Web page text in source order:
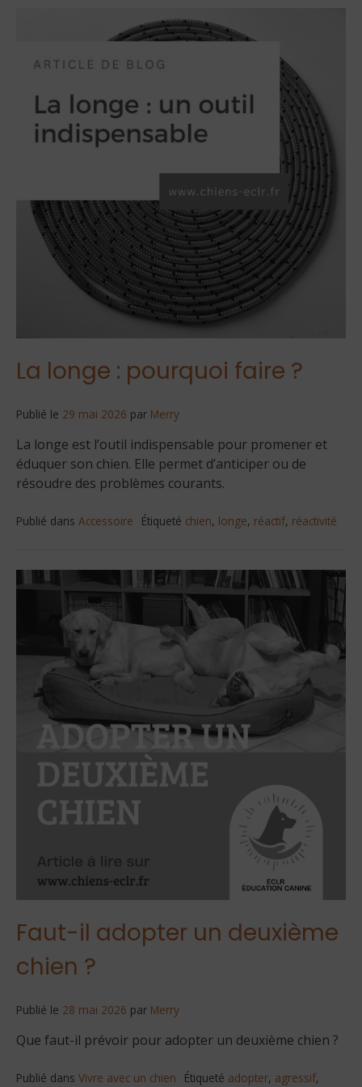
La longe : pourquoi faire ?
Publié le 29 mai 2026 par Merry
La longe est l’outil indispensable pour promener et
éduquer son chien. Elle permet d’anticiper ou de
résoudre des problèmes courants.
Publié dans Accessoire Étiqueté chien, longe, réactif, réactivité
Faut-il adopter un deuxième
chien ?
Publié le 28 mai 2026 par Merry
Que faut-il prévoir pour adopter un deuxième chien ?
Publié dans Vivre avec un chien Étiqueté adopter, agressif,